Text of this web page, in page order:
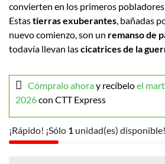
convierten en los primeros
Estastierras exuberantes, bañadas
nuevo comienzo, son un remanso de
todavía llevan lascicatrices de la
Cómpralo ahoray recíbeloel
2026con CTT Express
¡Rápido! ¡Sólo 1 unidad(es) disponible!